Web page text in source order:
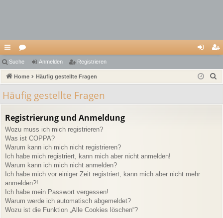
ch
ne
llz
riff
or
en m ist
Suche Anmelden Registrieren
Home Häufig gestellte Fragen
Häufig gestellte Fragen
Registrierung und Anmeldung
Wozu muss ich mich registrieren?
Was ist COPPA?
Warum kann ich mich nicht registrieren?
Ich habe mich registriert, kann mich aber nicht anmelden!
Warum kann ich mich nicht anmelden?
Ich habe mich vor einiger Zeit registriert, kann mich aber nicht mehr
anmelden?!
Ich habe mein Passwort vergessen!
Warum werde ich automatisch abgemeldet?
Wozu ist die Funktion „Alle Cookies löschen“?